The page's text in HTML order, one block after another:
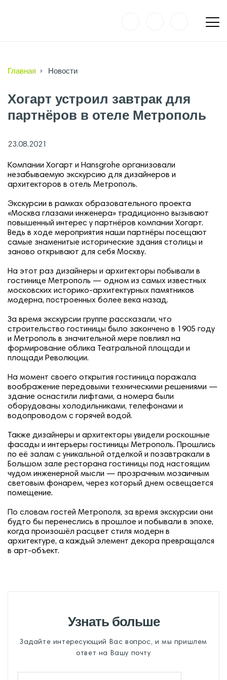
Главная Новости
Хогарт устроил завтрак для
партнёров в отеле Метрополь
23.08.2021
Компании Хогарт и Hansgrohe организовали
незабываемую экскурсию для дизайнеров и
архитекторов в отель Метрополь.
Экскурсии в рамках образовательного проекта
«Москва глазами инженера» традиционно вызывают
повышенный интерес у партнёров компании Хогарт.
Ведь в ходе мероприятия наши партнёры посещают
самые знаменитые исторические здания столицы и
заново открывают для себя Москву.
На этот раз дизайнеры и архитекторы побывали в
гостинице Метрополь — одном из самых известных
московских историко-архитектурных памятников
модерна, построенных более века назад.
За время экскурсии группе рассказали, что
строительство гостиницы было закончено в 1905 году
и Метрополь в значительной мере повлиял на
формирование облика Театральной площади и
площади Революции.
На момент своего открытия гостиница поражала
воображение передовыми техническими решениями —
здание оснастили лифтами, а номера были
оборудованы холодильниками, телефонами и
водопроводом с горячей водой.
Также дизайнеры и архитекторы увидели роскошные
фасады и интерьеры гостиницы Метрополь. Прошлись
по её залам с уникальной отделкой и позавтракали в
Большом зале ресторана гостиницы под настоящим
чудом инженерной мысли — прозрачным мозаичным
световым фонарем, через который днем освещается
помещение.
По словам гостей Метрополя, за время экскурсии они
будто бы перенеслись в прошлое и побывали в эпохе,
когда произошёл расцвет стиля модерн в
архитектуре, а каждый элемент декора превращался
в арт-объект.
Узнать больше
Задайте интересующий Вас вопрос, и мы пришлем
ответ на Вашу почту